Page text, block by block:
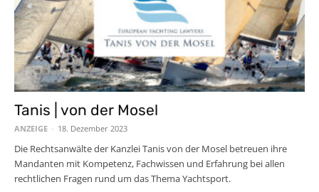
Tanis | von der Mosel
ANZEIGE - 18. Dezember 2023
Die Rechtsanwälte der Kanzlei Tanis von der Mosel betreuen ihre
Mandanten mit Kompetenz, Fachwissen und Erfahrung bei allen
rechtlichen Fragen rund um das Thema Yachtsport.